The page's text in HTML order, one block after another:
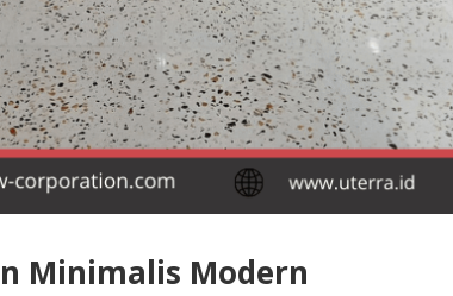
Minimalis Modern